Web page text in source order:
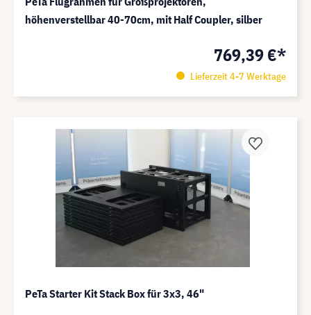
höhenverstellbar 40-70cm, mit Half Coupler, silber
769,39 €*
Lieferzeit 4-7 Werktage
PeTa Starter Kit Stack Box für 3x3, 46"